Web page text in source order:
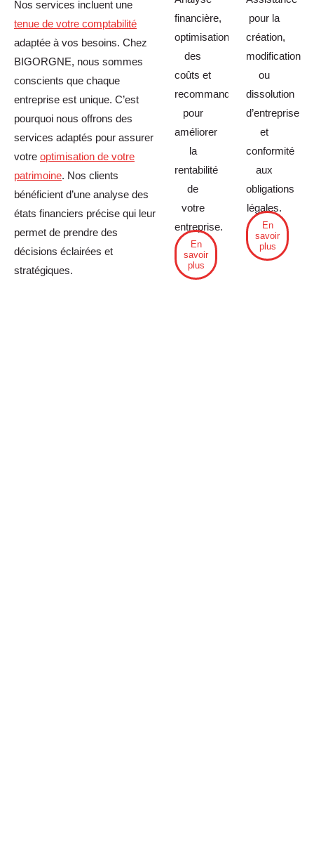
Nos services incluent une
tenue de votre comptabilité
adaptée à vos besoins. Chez
BIGORGNE, nous sommes
conscients que chaque
entreprise est unique. C’est
pourquoi nous offrons des
services adaptés pour assurer
votre optimisation de votre
patrimoine. Nos clients
bénéficient d’une analyse des
états financiers précise qui leur
permet de prendre des
décisions éclairées et
stratégiques.
financière,
optimisation
des
coûts et
recommandations
pour
améliorer
la
rentabilité
de
votre
entreprise.
En
savoir
plus
pour la
création,
modification
ou
dissolution
d’entreprise
et
conformité
aux
obligations
légales.
En
savoir
plus